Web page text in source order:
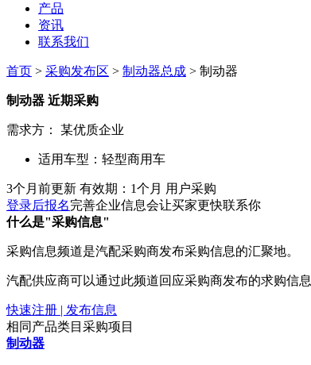
产品
资讯
联系我们
首页 > 采购发布区 > 制动器总成 > 制动器
制动器 近期采购
需求方： 某优质企业
适用车型： 轻型商用车
3个月前更新 有效期：1个月 用户采购
登录后报名完善企业信息会让买家更快联系你
什么是"采购信息"
采购信息频道是汽配采购商发布采购信息的汇聚地。
汽配供应商可以通过此频道回应采购商发布的求购信息
快速注册 | 发布信息
相同产品类目采购项目
制动器